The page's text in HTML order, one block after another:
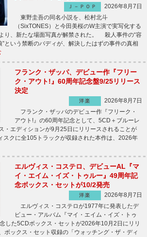
Ｊ－ＰＯＰ
2026年8月7日
東野圭吾の同名小説を、松村北斗
（SixTONES）と今田美桜のW主演で実写化する
り、新たな場面写真が解禁された。 殺人事件の“容
”という禁断のバディが、解決したはずの事件の真相
フランク・ザッパ、デビュー作『フリー
ク・アウト!』60周年記念盤9/25リリース
決定
洋楽
2026年8月7日
フランク・ザッパのデビュー作『フリーク・
アウト!』の60周年記念として、5CD＋ブルーレ
・エディションが9月25日にリリースされることが
クに全105トラックが収録された本作は、2026年
エルヴィス・コステロ、デビューAL『マ
イ・エイム・イズ・トゥルー』49周年記
念ボックス・セットが10/2発売
洋楽
2026年8月7日
エルヴィス・コステロが1977年に発表したデ
ビュー・アルバム『マイ・エイム・イズ・トゥ
した5CDボックス・セットが2026年10月2日にリリ
ボックス・セット収録の「ウォッチング・ザ・ディ